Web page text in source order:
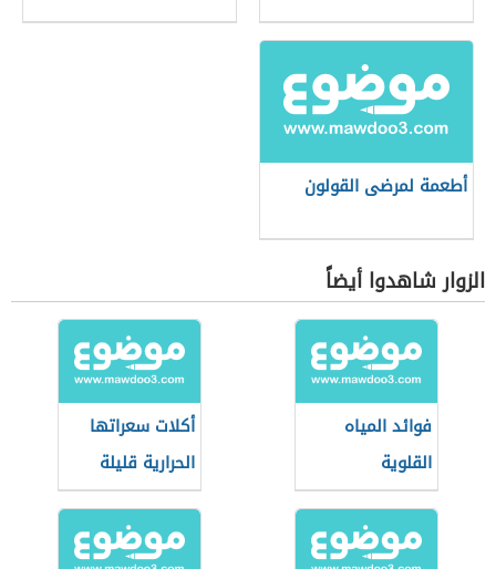
أطعمة لمرضى القولون
الزوار شاهدوا أيضاً
فوائد المياه
القلوية
أكلات سعراتها
الحرارية قليلة